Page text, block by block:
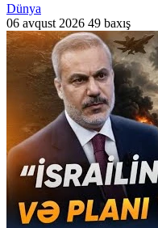
Dünya
06 avqust 2026 49 baxış